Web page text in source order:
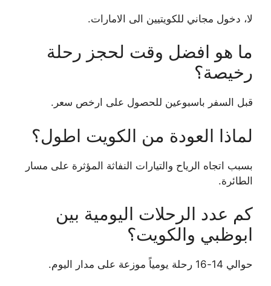
لا، دخول مجاني للكويتيين الى الامارات.
ما هو افضل وقت لحجز رحلة
رخيصة؟
قبل السفر باسبوعين للحصول على ارخص سعر.
لماذا العودة من الكويت اطول؟
بسبب اتجاه الرياح والتيارات النفاثة المؤثرة على مسار
الطائرة.
كم عدد الرحلات اليومية بين
ابوظبي والكويت؟
حوالي 14-16 رحلة يومياً موزعة على مدار اليوم.